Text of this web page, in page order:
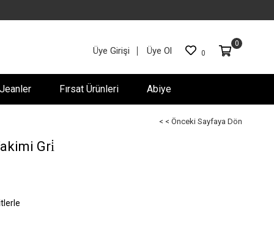
0
0
Üye Girişi Üye Ol
Fırsat Ürünleri Abiye
< < Önceki Sayfaya Dön
Gri̇